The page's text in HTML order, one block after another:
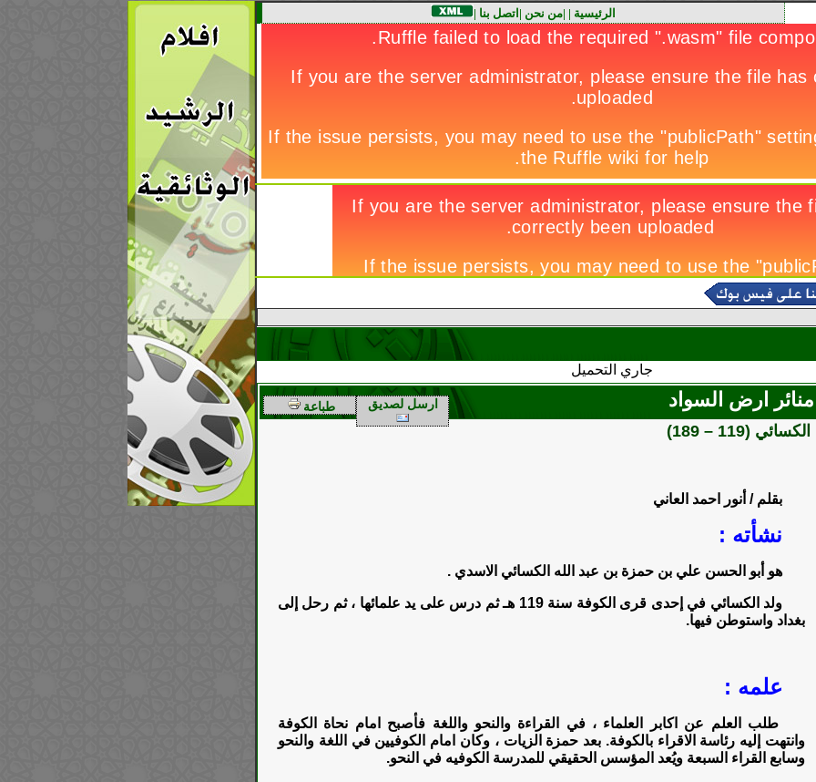
الرئيسية |
|من نحن | اتصل بنا |
جاري التحميل
طباعة ارسل لصديق منائر ارض السواد
الكسائي (119 – 189)
بقلم / أنور احمد العاني
نشأته :
هو أبو الحسن علي بن حمزة بن عبد الله الكسائي الاسدي .
ولد الكسائي في إحدى قرى الكوفة سنة 119 هـ ثم درس على يد علمائها ، ثم رحل إلى
بغداد واستوطن فيها.
علمه :
طلب العلم عن اكابر العلماء ، في القراءة والنحو واللغة فأصبح امام نحاة الكوفة
وانتهت إليه رئاسة الاقراء بالكوفة. بعد حمزة الزيات ، وكان امام الكوفيين في اللغة والنحو
وسابع القراء السبعة ويُعد المؤسس الحقيقي للمدرسة الكوفيه في النحو.